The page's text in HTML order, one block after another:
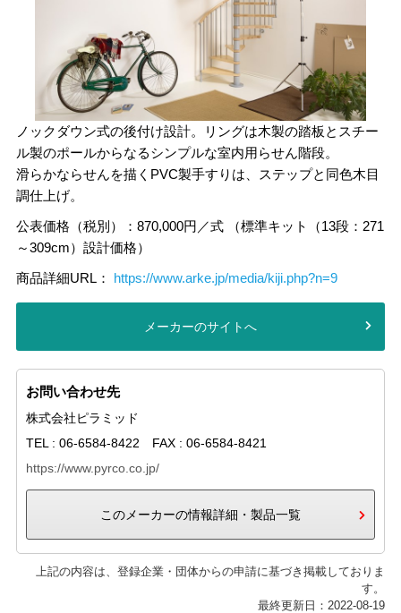
ノックダウン式の後付け設計。リングは木製の踏板とスチー
ル製のポールからなるシンプルな室内用らせん階段。
滑らかならせんを描くPVC製手すりは、ステップと同色木目
調仕上げ。
公表価格（税別）：870,000円／式 （標準キット（13段：271
～309cm）設計価格）
商品詳細URL： https://www.arke.jp/media/kiji.php?n=9
メーカーのサイトへ
お問い合わせ先
株式会社ピラミッド
TEL : 06-6584-8422 FAX : 06-6584-8421
https://www.pyrco.co.jp/
このメーカーの情報詳細・製品一覧
上記の内容は、登録企業・団体からの申請に基づき掲載しておりま
す。
最終更新日：2022-08-19